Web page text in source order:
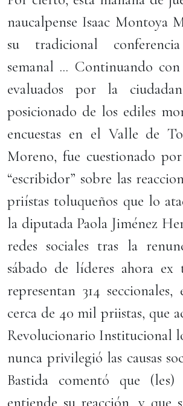
naucalpense Isaac Montoya
su tradicional
semanal ... Continuando
evaluados por la
posicionado de los ediles
encuestas en el Valle de
Moreno, fue cuestionado
“escribidor” sobre las
priístas toluqueños que lo
la diputada Paola Jiménez
redes sociales tras la
sábado de líderes ahora ex
representan 314 seccionales,
cerca de 40 mil priistas, que
Revolucionario Institucional
nunca privilegió las causas
Bastida comentó que
entiende su reacción, y que